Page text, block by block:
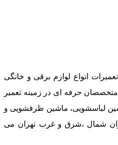
انواع لوازم برقی و خانگی
حرفه ای در زمینه تعمیر
لباسشویی، ماشین ظرفشویی و
شمال ،شرق و غرب تهران می